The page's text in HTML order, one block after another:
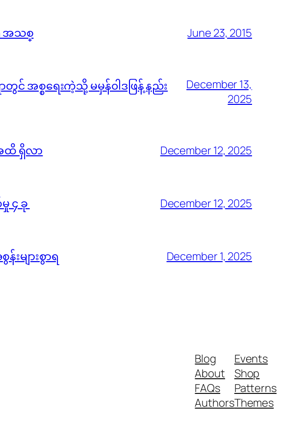
အသစ္ June 23, 2015
အစ္စရေးကဲ့သို့ မမှန်၀ါဒဖြန့် နည်း
December 13,
2025
ထိ ရှိလာ December 12, 2025
၄ ခု December 12, 2025
များစွာရ December 1, 2025
Blog
About
FAQs
Authors
Events
Shop
Patterns
Themes